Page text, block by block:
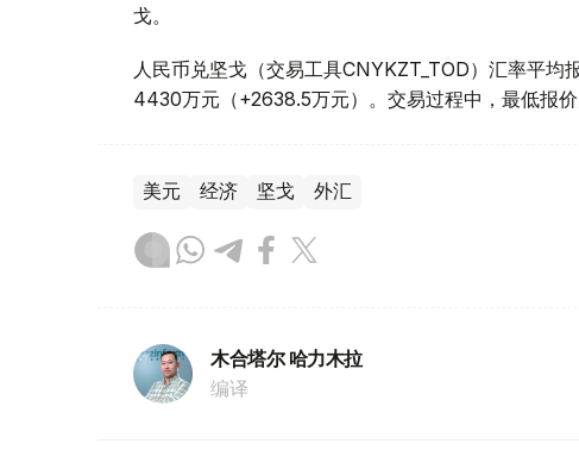
戈。
人民币兑坚戈（交易工具CNYKZT_TOD）汇率平
4430万元（+2638.5万元）。交易过程中，最低报
美元 经济 坚戈 外汇
木合塔尔 哈力木拉
编译